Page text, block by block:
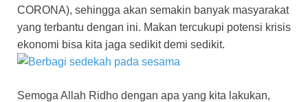
CORONA), sehingga akan semakin banyak masyarakat
yang terbantu dengan ini. Makan tercukupi potensi krisis
ekonomi bisa kita jaga sedikit demi sedikit.
Semoga Allah Ridho dengan apa yang kita lakukan,